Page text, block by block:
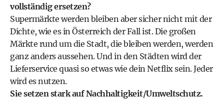
vollständig ersetzen?
Supermärkte werden bleiben aber sicher nicht mit der
Dichte, wie es in Österreich der Fall ist. Die großen
Märkte rund um die Stadt, die bleiben werden, werden
ganz anders aussehen. Und in den Städten wird der
Lieferservice quasi so etwas wie dein Netflix sein. Jeder
wird es nutzen.
Sie setzen stark auf Nachhaltigkeit/Umweltschutz.